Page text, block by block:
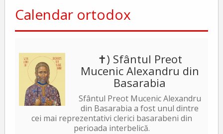
Calendar ortodox
✝) Sfântul Preot
Mucenic Alexandru din
Basarabia
Sfântul Preot Mucenic Alexandru
din Basarabia a fost unul dintre
cei mai reprezentativi clerici basarabeni din
perioada interbelică.